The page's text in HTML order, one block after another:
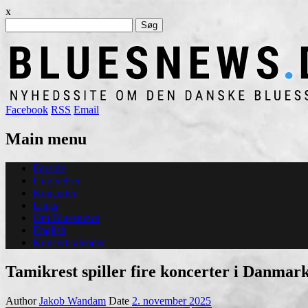
x
efter:
Facebook RSS Email
Main menu
Skip
content
Forside
Udgivelser
Koncerter
Links
Om Bluesnews
English
Koncertkalender
Tamikrest spiller fire koncerter i
AuthorJakob Wandam Date 2. november 2025